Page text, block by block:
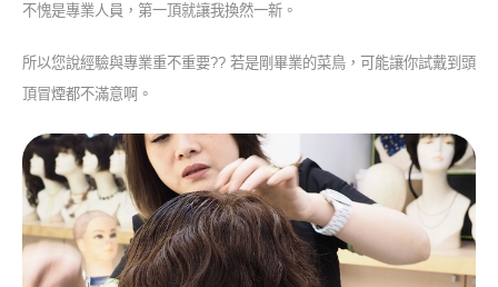
不愧是專業人員，第一頂就讓我換然一新。
所以您說經驗與專業重不重要?? 若是剛畢業的菜鳥，可能讓你試戴到頭
頂冒煙都不滿意啊。